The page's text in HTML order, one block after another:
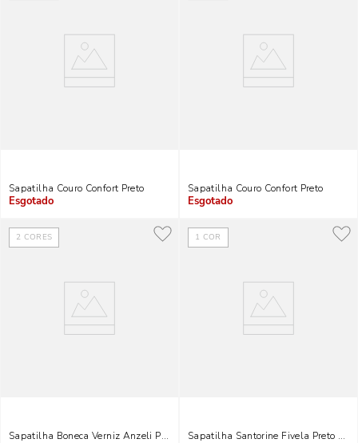
Sapatilha Couro Confort Preto
Indisponível
Sapatilha Couro Confort Preto
Indisponível
2 CORES
Sapatilha Boneca Verniz Anzeli Preto
1 COR
Sapatilha Santorine Fivela Preto E